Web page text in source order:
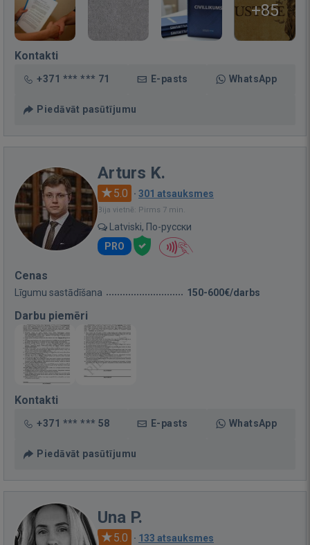
+85
Kontakti
+371 *** *** 71 E-pasts WhatsApp
Piedāvāt pasūtījumu
Arturs K.
5.0 · 301 atsauksmes
Bija vietnē: Pirms 7 min.
Latviski, По-русски
PRO
Cenas
Līgumu sastādīšana 150-600€/darbs
Darbu piemēri
Kontakti
+371 *** *** 58 E-pasts WhatsApp
Piedāvāt pasūtījumu
Una P.
5.0 · 133 atsauksmes